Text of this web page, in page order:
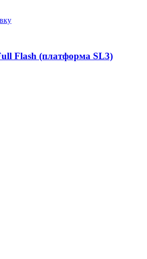
Flash (платформа SL3)